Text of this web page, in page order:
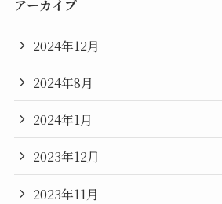
アーカイブ
2024年12月
2024年8月
2024年1月
2023年12月
2023年11月